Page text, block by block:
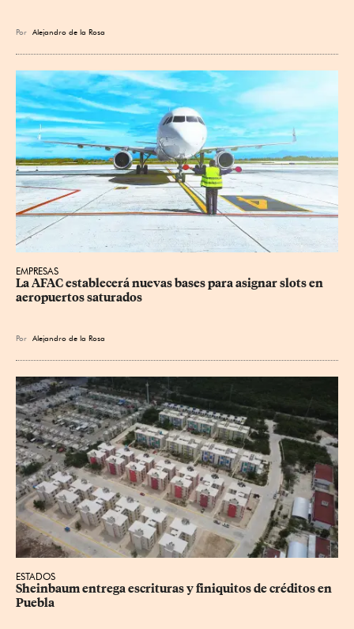
Por Alejandro de la Rosa
EMPRESAS
La AFAC establecerá nuevas bases para asignar slots en
aeropuertos saturados
Por Alejandro de la Rosa
ESTADOS
Sheinbaum entrega escrituras y finiquitos de créditos en
Puebla